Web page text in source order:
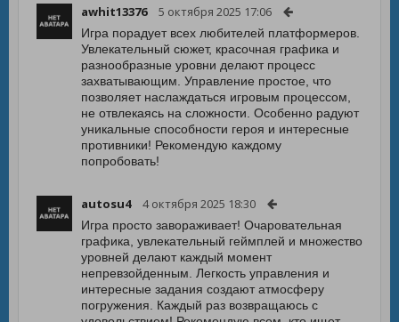
awhit13376 5 октября 2025 17:06
Игра порадует всех любителей платформеров.
Увлекательный сюжет, красочная графика и
разнообразные уровни делают процесс
захватывающим. Управление простое, что
позволяет наслаждаться игровым процессом,
не отвлекаясь на сложности. Особенно радуют
уникальные способности героя и интересные
противники! Рекомендую каждому
попробовать!
autosu4 4 октября 2025 18:30
Игра просто завораживает! Очаровательная
графика, увлекательный геймплей и множество
уровней делают каждый момент
непревзойденным. Легкость управления и
интересные задания создают атмосферу
погружения. Каждый раз возвращаюсь с